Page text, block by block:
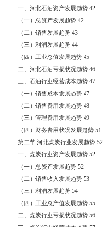
一、河北石油资产发展趋势 42
（一）总资产发展趋势 42
（二）销售发展趋势 43
（三）利润发展趋势 44
（四）工业总值发展趋势 45
二、河北石油亏损状况趋势 46
三、石油行业经营成本趋势 47
（一）销售成本发展趋势 47
（二）销售费用发展趋势 48
（三）管理费用发展趋势 49
（四）财务费用状况发展趋势 51
第二节 河北煤炭行业发展趋势 52
一、煤炭行业资产发展趋势 52
（一）总资产发展趋势 52
（二）销售收入发展趋势 53
（三）利润发展趋势 54
（四）工业总产值发展趋势 55
二、煤炭行业亏损状况趋势 56